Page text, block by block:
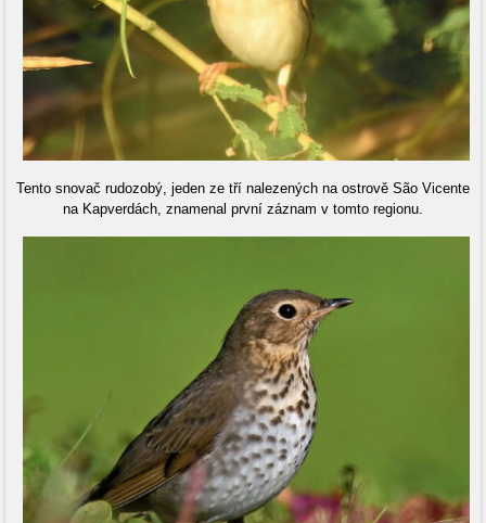
Tento snovač rudozobý, jeden ze tří nalezených na ostrově São Vicente
na Kapverdách, znamenal první záznam v tomto regionu.